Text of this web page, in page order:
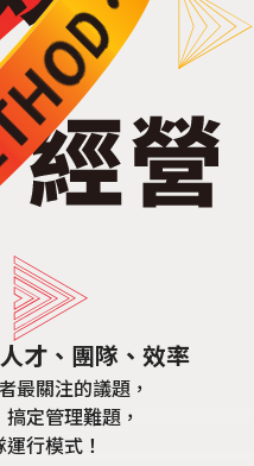
才、團隊、效率
最關注的議題，
定管理難題，
行模式！